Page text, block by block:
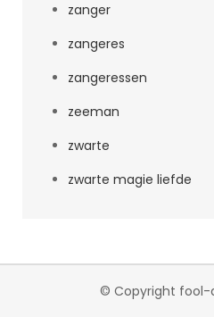
zanger
zangeres
zangeressen
zeeman
zwarte
zwarte magie liefde
© Copyright